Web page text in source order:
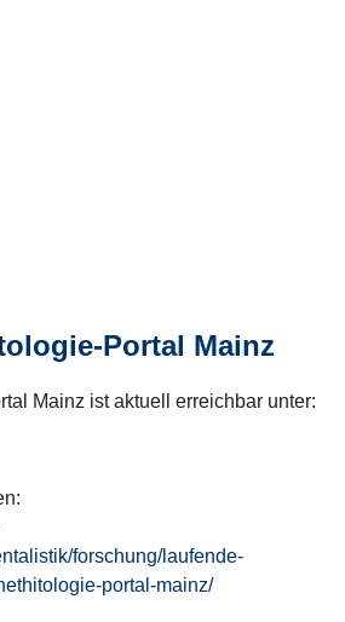
Portal Mainz
Mainz ist aktuell erreichbar unter:
forschung/laufende-
portal-mainz/